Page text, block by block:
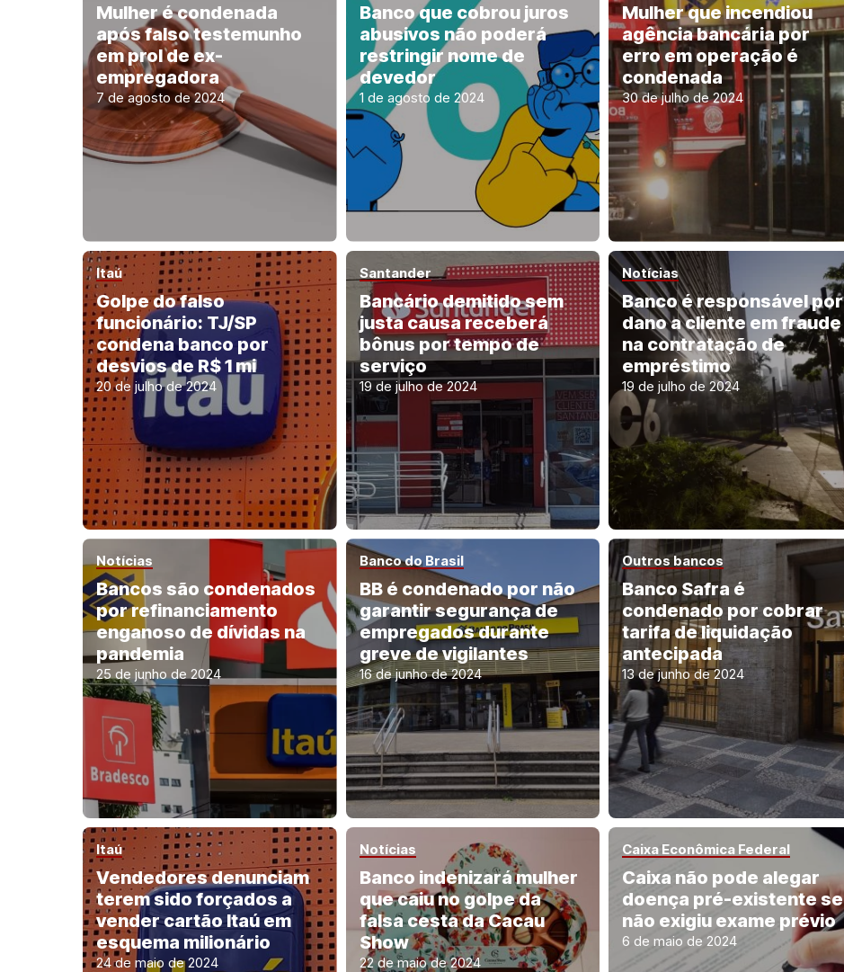
Mulher é condenada
após falso testemunho
em prol de ex-
empregadora
7 de agosto de 2024
Banco que cobrou juros
abusivos não poderá
restringir nome de
devedor
1 de agosto de 2024
Mulher que incendiou
agência bancária por
erro em operação é
condenada
30 de julho de 2024
Itaú
Golpe do falso
funcionário: TJ/SP
condena banco por
desvios de R$ 1 mi
20 de julho de 2024
Santander
Bancário demitido sem
justa causa receberá
bônus por tempo de
serviço
19 de julho de 2024
Notícias
Banco é responsável por
dano a cliente em fraude
na contratação de
empréstimo
19 de julho de 2024
Notícias
Bancos são condenados
por refinanciamento
enganoso de dívidas na
pandemia
25 de junho de 2024
Banco do Brasil
BB é condenado por não
garantir segurança de
empregados durante
greve de vigilantes
16 de junho de 2024
Outros bancos
Banco Safra é
condenado por cobrar
tarifa de liquidação
antecipada
13 de junho de 2024
Itaú
Vendedores denunciam
terem sido forçados a
vender cartão Itaú em
esquema milionário
24 de maio de 2024
Notícias
Banco indenizará mulher
que caiu no golpe da
falsa cesta da Cacau
Show
22 de maio de 2024
Caixa Econômica Federal
Caixa não pode alegar
doença pré-existente se
não exigiu exame prévio
6 de maio de 2024